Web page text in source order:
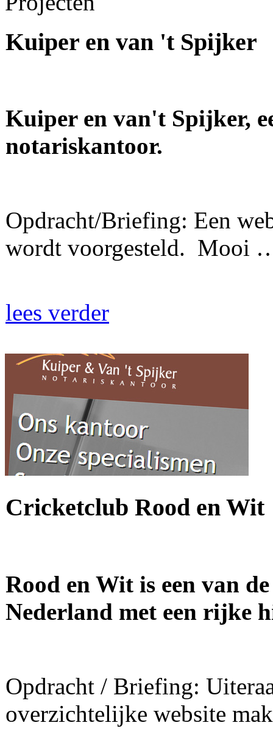
Kuiper en van 't Spijker
Kuiper en van't Spijker,
notariskantoor.
Opdracht/Briefing: Een
wordt voorgesteld. Mooi
lees verder
Cricketclub Rood en Wit
Rood en Wit is een van
Nederland met een rijke
Opdracht / Briefing:
overzichtelijke website